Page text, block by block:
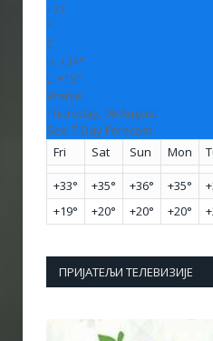
+33
°
C
H: +34°
L: +19°
Vranje
Thursday, 06 August
See 7-Day Forecast
Fri
Sat Sun Mon
+33° +35° +36° +35° +
+19° +20° +20° +20° +
ПРИЈАТЕЉИ ТЕЛЕВИЗИЈЕ